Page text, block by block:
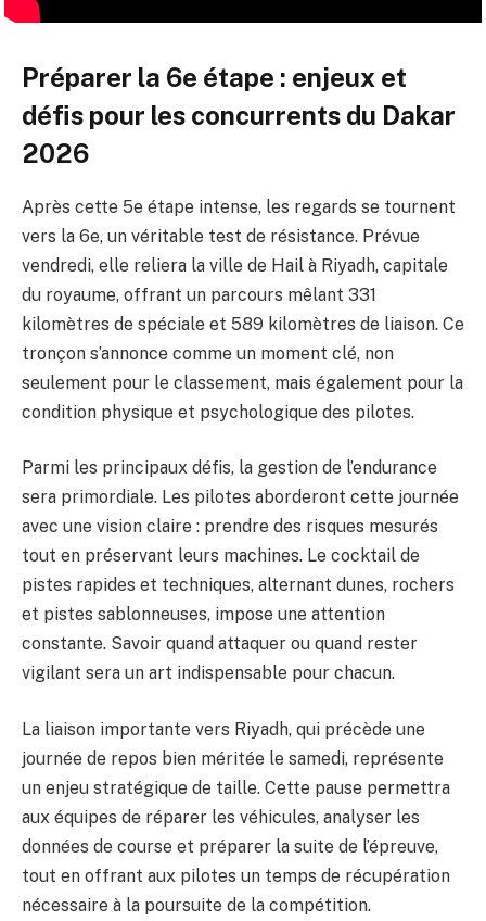
Préparer la 6e étape : enjeux et
défis pour les concurrents du Dakar
2026
Après cette 5e étape intense, les regards se tournent
vers la 6e, un véritable test de résistance. Prévue
vendredi, elle reliera la ville de Hail à Riyadh, capitale
du royaume, offrant un parcours mêlant 331
kilomètres de spéciale et 589 kilomètres de liaison. Ce
tronçon s’annonce comme un moment clé, non
seulement pour le classement, mais également pour la
condition physique et psychologique des pilotes.
Parmi les principaux défis, la gestion de l’endurance
sera primordiale. Les pilotes aborderont cette journée
avec une vision claire : prendre des risques mesurés
tout en préservant leurs machines. Le cocktail de
pistes rapides et techniques, alternant dunes, rochers
et pistes sablonneuses, impose une attention
constante. Savoir quand attaquer ou quand rester
vigilant sera un art indispensable pour chacun.
La liaison importante vers Riyadh, qui précède une
journée de repos bien méritée le samedi, représente
un enjeu stratégique de taille. Cette pause permettra
aux équipes de réparer les véhicules, analyser les
données de course et préparer la suite de l’épreuve,
tout en offrant aux pilotes un temps de récupération
nécessaire à la poursuite de la compétition.